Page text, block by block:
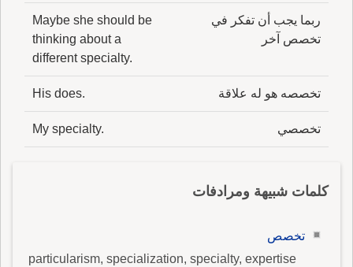
ربما يجب أن تفكر في
تخصص آخر
Maybe she should be
thinking about a
different specialty.
تخصصه هو له علاقة His does.
تخصصي My specialty.
كلمات شبيهة ومرادفات
تخصص
particularism, specialization, specialty, expertise